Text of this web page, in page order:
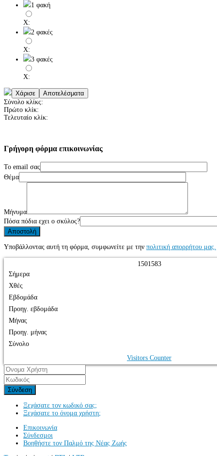
1 φακή
X:
2 φακές
X:
3 φακές
X:
Σύνολο κλίκς:
Πρώτο κλίκ:
Τελευταίο κλίκ:
Γρήγορη φόρμα επικοινωνίας
Το email σας
Θέμα
Μήνυμα
Πόσα πόδια εχει ο σκύλος?
Υποβάλλοντας αυτή τη φόρμα, συμφωνείτε με την πολιτική απορρήτου μας.
1 501 583
Σήμερα
Χθές
Εβδομάδα
Προηγ. εβδομάδα
Μήνας
Προηγ. μήνας
Σύνολο
Visitors Counter
Σύνδεση
Ξεχάσατε τον κωδικό σας;
Ξεχάσατε το όνομα χρήστη;
Επικοινωνία
Σύνδεσμοι
Βοηθήστε τον Παλμό της Νέας Ζωής